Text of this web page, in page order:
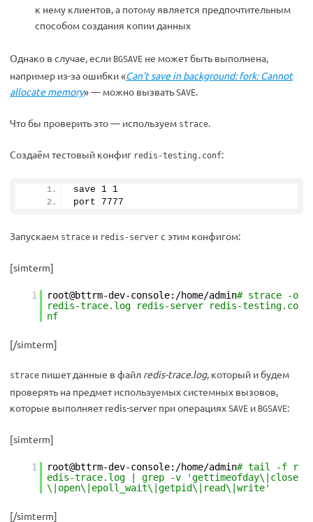
к нему клиентов, а потому является предпочтительным
способом создания копии данных
Однако в случае, если BGSAVE не может быть выполнена,
например из-за ошибки «Can’t save in background: fork: Cannot
allocate memory» — можно вызвать SAVE.
Что бы проверить это — используем strace.
Создаём тестовый конфиг redis-testing.conf:
save 1 1
port 7777
Запускаем strace и redis-server с этим конфигом:
[simterm]
1 root@bttrm-dev-console:/home/admin# strace -o
redis-trace.log redis-server redis-testing.co
nf
[/simterm]
strace пишет данные в файл redis-trace.log, который и будем
проверять на предмет используемых системных вызовов,
которые выполняет redis-server при операциях SAVE и BGSAVE:
[simterm]
1 root@bttrm-dev-console:/home/admin# tail -f r
edis-trace.log | grep -v 'gettimeofday\|close
\|open\|epoll_wait\|getpid\|read\|write'
[/simterm]